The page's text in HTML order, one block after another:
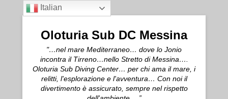
Oloturia Sub DC Messina
"…nel mare Mediterraneo… dove lo Jonio
incontra il Tirreno…nello Stretto di Messina….
Oloturia Sub Diving Center… per chi ama il mare, i
relitti, l'esplorazione e l'avventura… Con noi il
divertimento è assicurato, sempre nel rispetto
Italian